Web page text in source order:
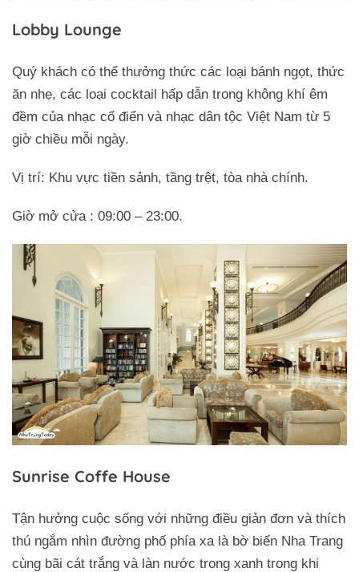
Lobby Lounge
Quý khách có thể thưởng thức các loại bánh ngọt, thức
ăn nhẹ, các loại cocktail hấp dẫn trong không khí êm
đềm của nhạc cổ điển và nhạc dân tộc Việt Nam từ 5
giờ chiều mỗi ngày.
Vị trí: Khu vực tiền sảnh, tầng trệt, tòa nhà chính.
Giờ mở cửa : 09:00 – 23:00.
Sunrise Coffe House
Tận hưởng cuộc sống với những điều giản đơn và thích
thú ngắm nhìn đường phố phía xa là bờ biển Nha Trang
cùng bãi cát trắng và làn nước trong xanh trong khi